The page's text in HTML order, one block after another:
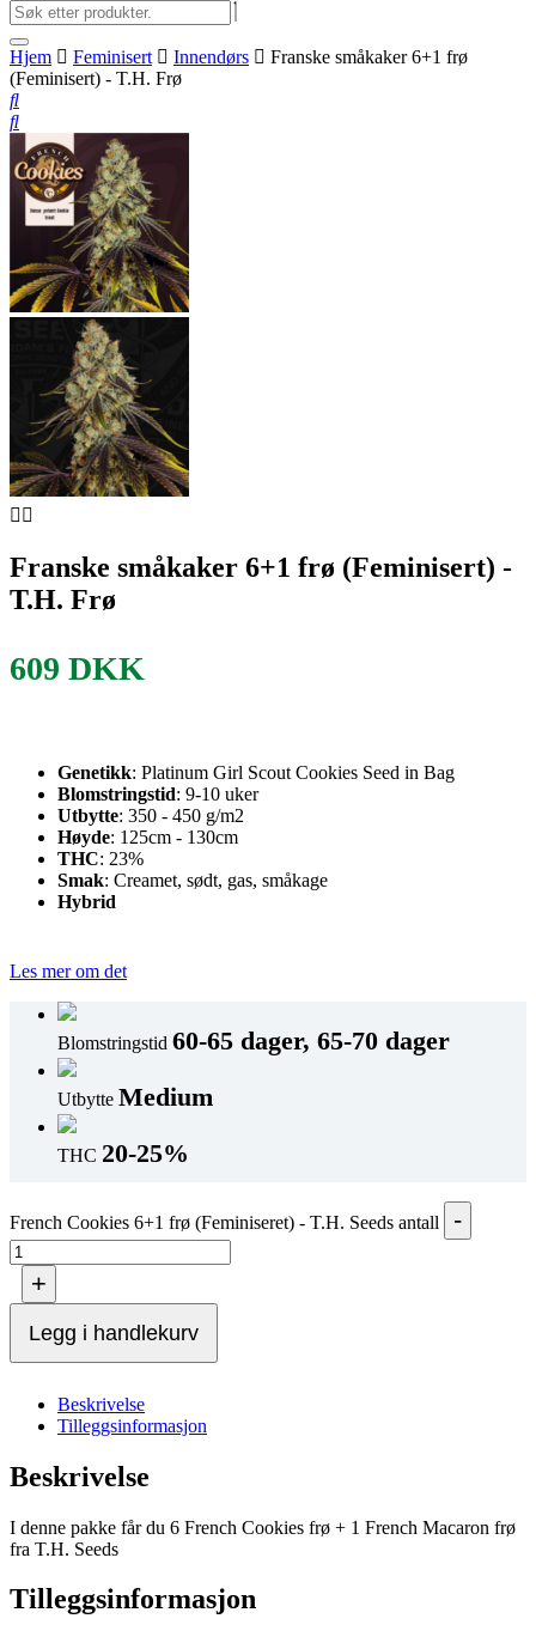
Hjem Feminisert Innendørs
Franske småkaker 6+1 frø
(Feminisert) - T.H. Frø
Franske småkaker 6+1 frø (Feminisert) -
T.H. Frø
609 DKK
Genetikk: Platinum Girl Scout Cookies Seed in Bag
Blomstringstid: 9-10 uker
Utbytte: 350 - 450 g/m2
Høyde: 125cm - 130cm
THC: 23%
Smak: Creamet, sødt, gas, småkage
Hybrid
Les mer om det
Blomstringstid 60-65 dager, 65-70 dager
Utbytte Medium
THC 20-25%
French Cookies 6+1 frø (Feminiseret) - T.H. Seeds antall -
+
Legg i handlekurv
Beskrivelse
Tilleggsinformasjon
Beskrivelse
I denne pakke får du 6 French Cookies frø + 1 French Macaron frø
fra T.H. Seeds
Tilleggsinformasjon